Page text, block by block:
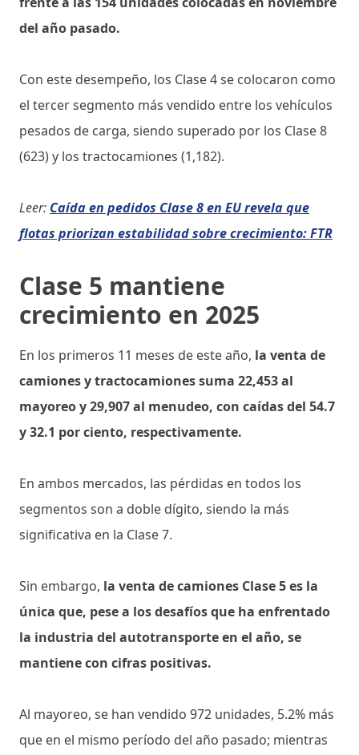
del año pasado.
Con este desempeño, los Clase 4 se colocaron como
el tercer segmento más vendido entre los vehículos
pesados de carga, siendo superado por los Clase 8
(623) y los tractocamiones (1,182).
Leer: Caída en pedidos Clase 8 en EU revela que
flotas priorizan estabilidad sobre crecimiento: FTR
Clase 5 mantiene
crecimiento en 2025
En los primeros 11 meses de este año, la venta de
camiones y tractocamiones suma 22,453 al
mayoreo y 29,907 al menudeo, con caídas del 54.7
y 32.1 por ciento, respectivamente.
En ambos mercados, las pérdidas en todos los
segmentos son a doble dígito, siendo la más
significativa en la Clase 7.
Sin embargo, la venta de camiones Clase 5 es la
única que, pese a los desafíos que ha enfrentado
la industria del autotransporte en el año, se
mantiene con cifras positivas.
Al mayoreo, se han vendido 972 unidades, 5.2% más
que en el mismo período del año pasado; mientras